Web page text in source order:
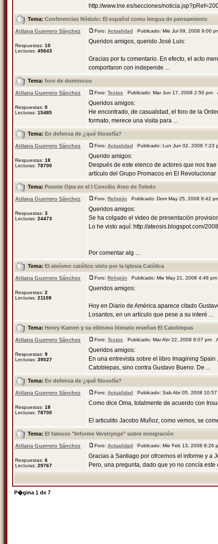
http://www.lne.es/secciones/
Tema: Conferencias Nódulo: El español como lengua de pensamiento
Atilana Guerrero Sánchez
Respuestas: 10
Lecturas: 45843
Foro: Actualidad Publicado: Mie Jul 09, 2008 9:00
Queridos amigos, querido José Luis:
Gracias por tu comentario. En efecto, el acto
comportaron con independe ...
Tema: foro de dominicos
Atilana Guerrero Sánchez
Respuestas: 0
Lecturas: 15485
Foro: Textos Publicado: Mar Jun 17, 2008 2:50 pm
Queridos amigos:
He encontrado, de casualidad, el foro de la
formato, merece una visita para ...
Tema: En defensa de ¿qué filosofía?
Atilana Guerrero Sánchez
Respuestas: 18
Lecturas: 78700
Foro: Actualidad Publicado: Lun Jun 02, 2008
Querido amigos:
Después de este elenco de actores que nos
artículo del Grupo Promacos en El Revolucionar
Tema: Puente Ojea en el I Concilio Ateo de Toledo
Atilana Guerrero Sánchez
Respuestas: 3
Lecturas: 24473
Foro: Religión Publicado: Dom May 25, 2008 8:42
Queridos amigos:
Se ha colgado el video de presentación
Lo he visto aquí: http://ateosis.blogspot.com/
Por comentar alg ...
Tema: El ateísmo católico visto por la Iglesia Católica
Atilana Guerrero Sánchez
Respuestas: 2
Lecturas: 21108
Foro: Religión Publicado: Mie May 21, 2008 4:48
Queridos amigos:
Hoy en Diario de América aparece citado
Losantos, en un artículo que pese a su interé ...
Tema: Henry Kamen y su elitismo literario reseñan El Catoblepas
Atilana Guerrero Sánchez
Respuestas: 9
Lecturas: 39027
Foro: Textos Publicado: Mar Abr 22, 2008 8:07 pm
Queridos amigos:
En una entrevista sobre el libro Imagining
Catoblepas, sino contra Gustavo Bueno. De ...
Tema: En defensa de ¿qué filosofía?
Atilana Guerrero Sánchez
Respuestas: 18
Lecturas: 78700
Foro: Actualidad Publicado: Sab Abr 05, 2008
Como dice Oma, totalmente de acuerdo con
El articulito Jacobo Muñoz, como vemos, se
Tema: El famoso "Informe Verstrynge" sobre inmigración
Atilana Guerrero Sánchez
Respuestas: 6
Lecturas: 29767
Foro: Actualidad Publicado: Mie Feb 13, 2008
Gracias a Santiago por ofrcernos el informe y a
Pero, una pregunta, dado que yo no concía
P�gina 1 de 7